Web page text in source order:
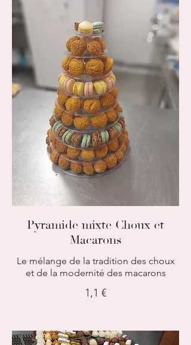
Pyramide mixte Choux et
Macarons
Le mélange de la tradition des choux
et de la modernité des macarons
1,1 €